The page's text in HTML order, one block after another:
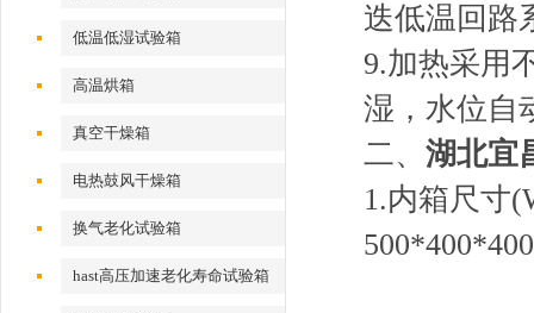
低温低湿试验箱
高温烘箱
真空干燥箱
电热鼓风干燥箱
换气老化试验箱
hast高压加速老化寿命试验箱
迭低温回路
9.加热采用
湿，水位自
二、 湖北宜
1.内箱尺寸